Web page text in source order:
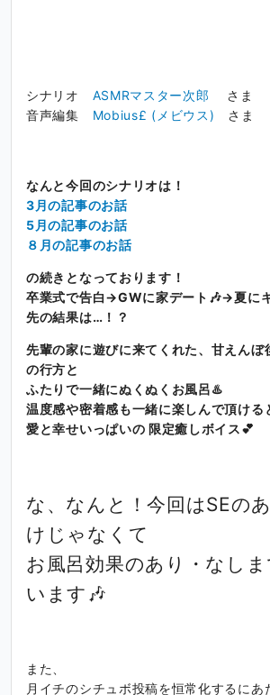
シナリオ ASMRマスター次郎
さま
音声編集 Mobius£ (メビウス) さま
なんと今回のシナリオは！
3月の記事のお話
5月の記事のお話
８月の記事のお話
の続きとなっております！
卒業式で告白→GWに家デート🎶→夏に
先の結果は…！？
先輩の家に遊びに来てくれた、甘えんぼ
の行方と
ふたりで一緒にぬくぬくお風呂♨️
温度感や密着感も一緒に楽しんで頂ける
愛と幸せいっぱいの 限定癒しボイス💕
な、なんと！今回はSEの
けじゃなくて
お風呂効果のあり・なし
います🎶
また、
月イチのシチュボ投稿を恒常化するにあ